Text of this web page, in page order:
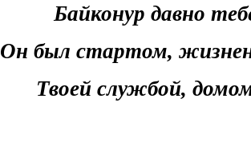
Байконур давно
Он был стартом,
Твоей службой,